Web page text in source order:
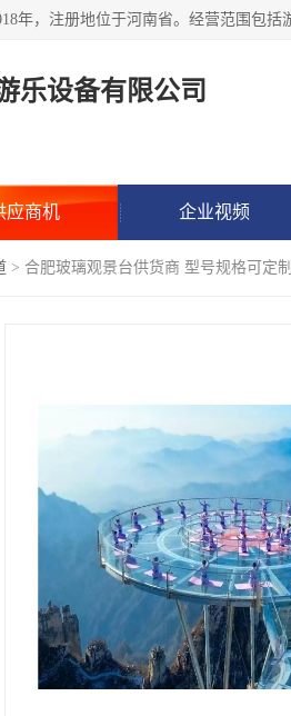
乐设备有限公司
应商机 企业视频
> 合肥玻璃观景台供货商 型号规格可定制